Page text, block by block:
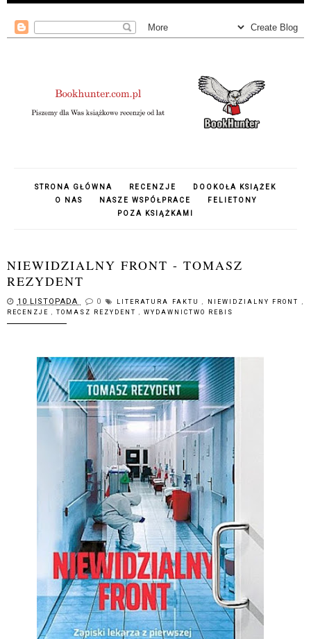
STRONA GŁÓWNA RECENZJE
DOOKOŁA KSIĄŻEK
O NAS
NASZE WSPÓŁPRACE
FELIETONY
POZA KSIĄŻKAMI
NIEWIDZIALNY FRONT - TOMASZ
REZYDENT
10 LISTOPADA 0 LITERATURA FAKTU, NIEWIDZIALNY FRONT,
RECENZJE , TOMASZ REZYDENT , WYDAWNICTWO REBIS